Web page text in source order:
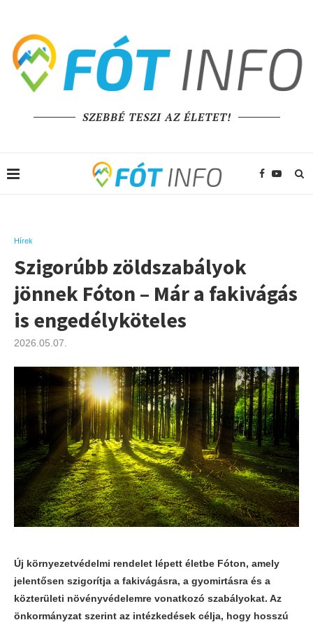
SZEBBÉ TESZI AZ ÉLETET!
Hírek
Szigorúbb zöldszabályok
jönnek Fóton – Már a fakivágás
is engedélyköteles
2026.05.07.
Új környezetvédelmi rendelet lépett életbe Fóton, amely
jelentősen szigorítja a fakivágásra, a gyomirtásra és a
közterületi növényvédelemre vonatkozó szabályokat. Az
önkormányzat szerint az intézkedések célja, hogy hosszú